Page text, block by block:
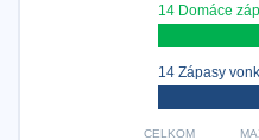
14 Domáce
14 Zápasy
CELKOM